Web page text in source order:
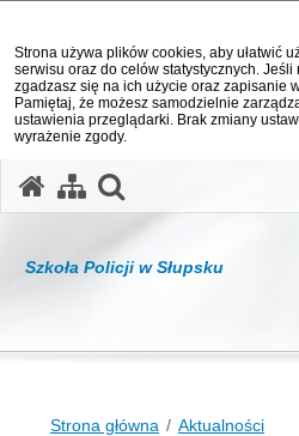
Strona używa plików cookies, aby ułatwić
serwisu oraz do celów statystycznych.
zgadzasz się na ich użycie oraz zapisanie
Pamiętaj, że możesz samodzielnie
ustawienia przeglądarki. Brak zmiany
wyrażenie zgody.
Szkoła Policji w Słupsku
Strona główna Aktualności